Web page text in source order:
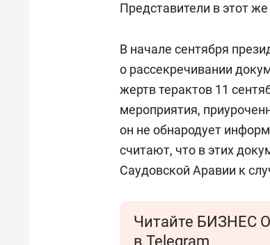
Представители в этот
В начале сентября
о рассекречивании
жертв терактов 11
мероприятия,
он не обнародует
считают, что в этих
Саудовской Аравии к
Читайте БИЗНЕС
в Telegram